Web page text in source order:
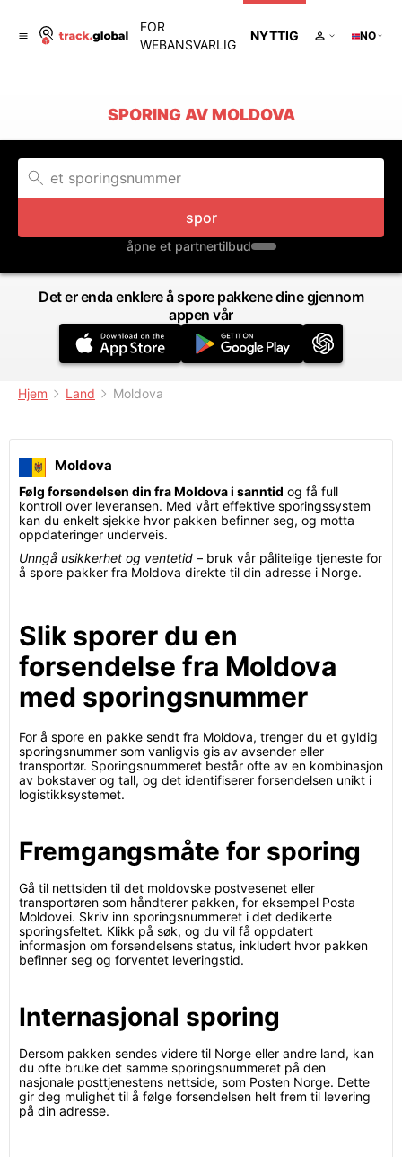
FOR
WEBANSVARLIG
NYTTIG NO
SPORING AV MOLDOVA
spor
åpne et partnertilbud
Det er enda enklere å spore pakkene dine gjennom
appen vår
Hjem Land Moldova
Moldova
Følg forsendelsen din fra Moldova i sanntid og få full
kontroll over leveransen. Med vårt effektive sporingssystem
kan du enkelt sjekke hvor pakken befinner seg, og motta
oppdateringer underveis.
Unngå usikkerhet og ventetid – bruk vår pålitelige tjeneste for
å spore pakker fra Moldova direkte til din adresse i Norge.
Slik sporer du en
forsendelse fra Moldova
med sporingsnummer
For å spore en pakke sendt fra Moldova, trenger du et gyldig
sporingsnummer som vanligvis gis av avsender eller
transportør. Sporingsnummeret består ofte av en kombinasjon
av bokstaver og tall, og det identifiserer forsendelsen unikt i
logistikksystemet.
Fremgangsmåte for sporing
Gå til nettsiden til det moldovske postvesenet eller
transportøren som håndterer pakken, for eksempel Posta
Moldovei. Skriv inn sporingsnummeret i det dedikerte
sporingsfeltet. Klikk på søk, og du vil få oppdatert
informasjon om forsendelsens status, inkludert hvor pakken
befinner seg og forventet leveringstid.
Internasjonal sporing
Dersom pakken sendes videre til Norge eller andre land, kan
du ofte bruke det samme sporingsnummeret på den
nasjonale posttjenestens nettside, som Posten Norge. Dette
gir deg mulighet til å følge forsendelsen helt frem til levering
på din adresse.